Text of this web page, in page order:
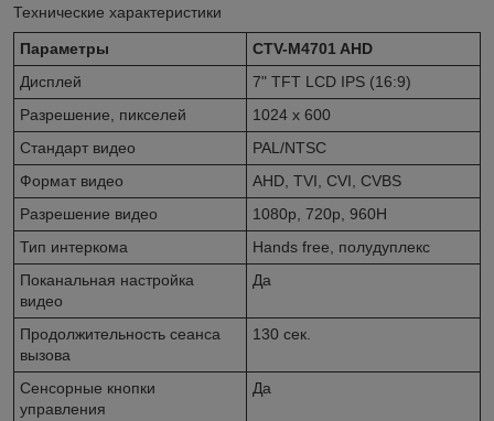
Технические характеристики
Параметры
CTV-M4701 AHD
Дисплей
7" TFT LCD IPS (16:9)
Разрешение, пикселей
1024 x 600
Стандарт видео
PAL/NTSC
Формат видео
AHD, TVI, CVI, CVBS
Разрешение видео
1080p, 720р, 960H
Тип интеркома
Hands free, полудуплекс
Поканальная настройка
видео
Да
Продолжительность сеанса
вызова
130 сек.
Сенсорные кнопки
управления
Да